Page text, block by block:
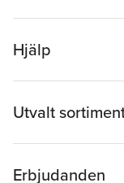
Hjälp
Utvalt
Erbjudanden